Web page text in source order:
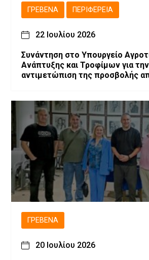
ΓΡΕΒΕΝΆ ΠΕΡΙΦΈΡΕΙΑ
22 Ιουλίου 2026
Συνάντηση στο Υπουργείο
Ανάπτυξης και Τροφίμων για την
αντιμετώπιση της προσβολής
ΓΡΕΒΕΝΆ
20 Ιουλίου 2026